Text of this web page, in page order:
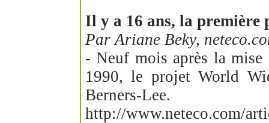
Il y a 16 ans, la première
Par Ariane Beky,
- Neuf mois après la
1990, le projet World
Berners-Lee.
http://www.neteco.com/